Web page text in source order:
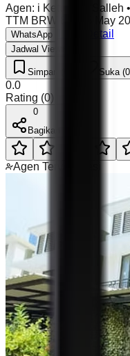
Agen: i Ketut Nur Salleh •
TTM BRW 85
05 May
WhatsApp Lihat Detail
Jadwal Viewing
Simpan (0) Suka
0.0
Rating (0)
0
Bagikan
Agen Terverifikasi